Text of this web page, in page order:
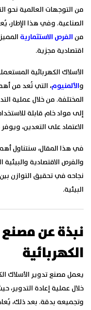
من التوجهات العالمية نحو
الصناعية. وفي هذا الإطار،
من الفرص الاستثمارية
اقتصادية مجزية.
الأسلاك الكهربائية
والألمنيوم، التي تُعد من
المختلفة. من خلال عملية
إلى مواد خام قابلة
الاعتماد على التعدين،
في هذا المقال، سنتناول
والفرص الاقتصادية
نجاحه في تحقيق التوازن
البيئية.
نبذة عن مصنع
الكهربائية
يعمل مصنع تدوير الأسلاك
خلال عملية إعادة التدوير،
وتجميعه بدقة. بعد ذلك،